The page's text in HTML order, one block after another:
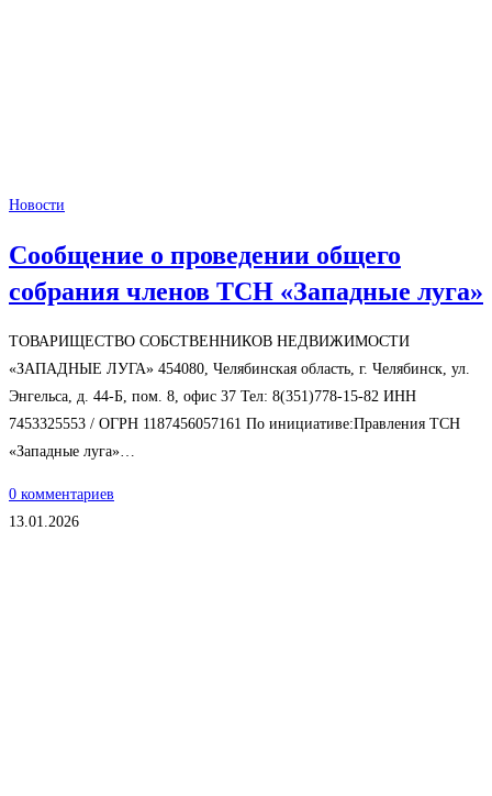
Новости
Сообщение о проведении общего
собрания членов ТСН «Западные луга»
ТОВАРИЩЕСТВО СОБСТВЕННИКОВ НЕДВИЖИМОСТИ
«ЗАПАДНЫЕ ЛУГА» 454080, Челябинская область, г. Челябинск, ул.
Энгельса, д. 44-Б, пом. 8, офис 37 Тел: 8(351)778-15-82 ИНН
7453325553 / ОГРН 1187456057161 По инициативе:Правления ТСН
«Западные луга»…
0 комментариев
13.01.2026